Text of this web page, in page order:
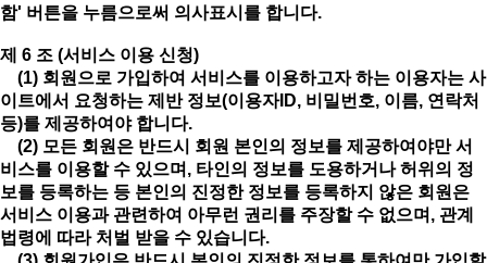
함' 버튼을 누름으로써 의사표시를 합니다.
제 6 조 (서비스 이용 신청)
(1) 회원으로 가입하여 서비스를 이용하고자 하는 이용자는 사
이트에서 요청하는 제반 정보(이용자ID, 비밀번호, 이름, 연락처
등)를 제공하여야 합니다.
(2) 모든 회원은 반드시 회원 본인의 정보를 제공하여야만 서
비스를 이용할 수 있으며, 타인의 정보를 도용하거나 허위의 정
보를 등록하는 등 본인의 진정한 정보를 등록하지 않은 회원은
서비스 이용과 관련하여 아무런 권리를 주장할 수 없으며, 관계
법령에 따라 처벌 받을 수 있습니다.